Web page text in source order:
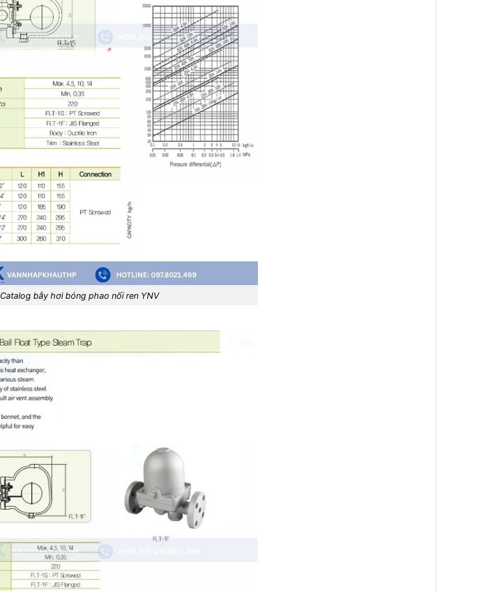
Catalog bẫy hơi bóng phao nối ren YNV